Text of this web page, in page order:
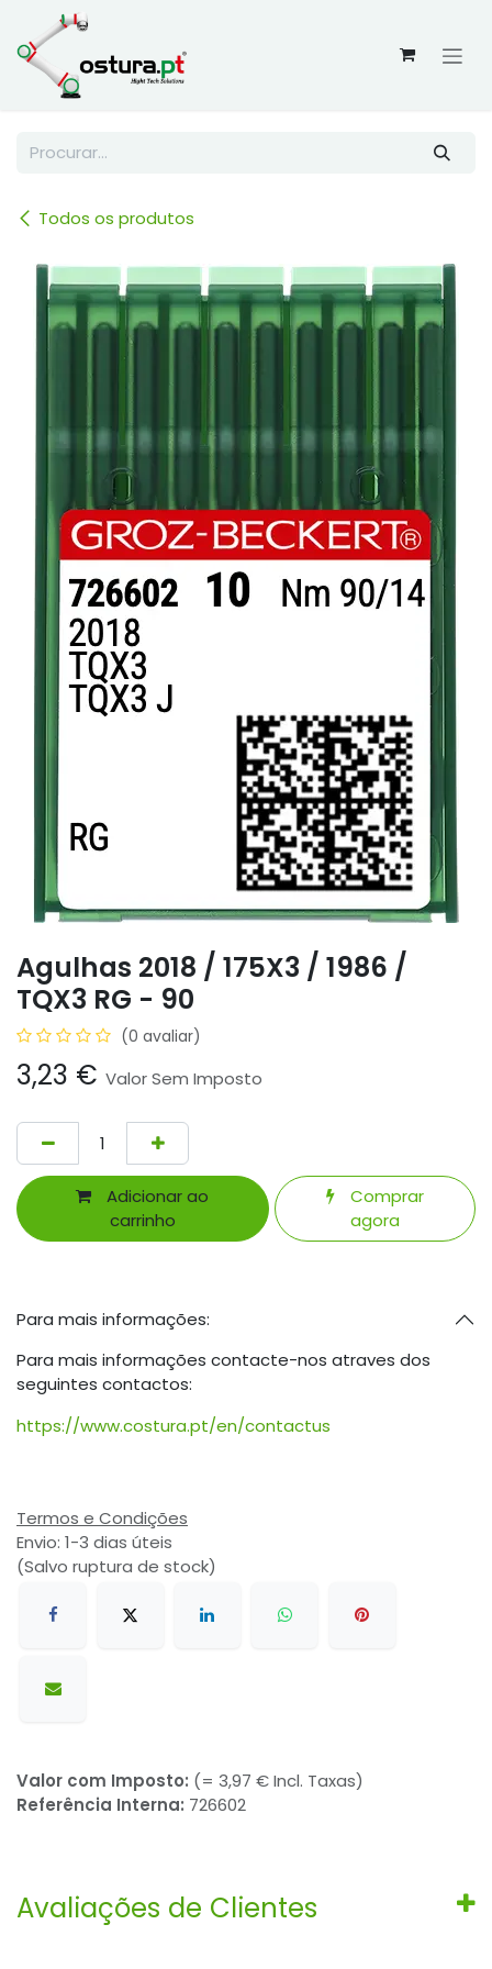
Skip to Content
Todos os produtos
Agulhas 2018 / 175X3 / 1986 /
TQX3 RG - 90
(0 avaliar)
3,23 € Valor Sem Imposto
Adicionar ao
carrinho
Comprar
agora
Para mais informações:
Para mais informações contacte-nos atraves dos
seguintes contactos:
https://www.costura.pt/en/contactus
Termos e Condições
Envio: 1-3 dias úteis
(Salvo ruptura de stock)
Valor com Imposto: (= 3,97 € Incl. Taxas)
Referência Interna: 726602
Avaliações de Clientes